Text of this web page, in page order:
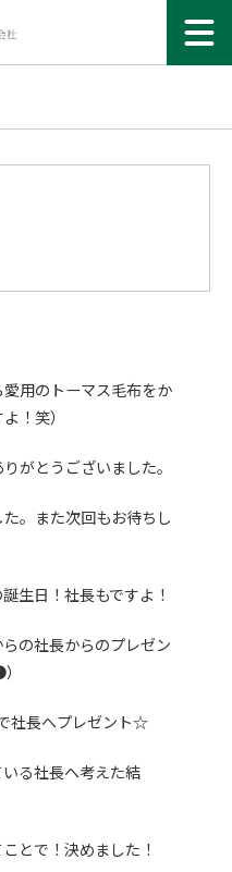
用のトーマス毛布をか
！笑）
がとうございました。
。また次回もお待ちし
生日！社長もですよ！
の社長からのプレゼン
社長へプレゼント☆
る社長へ考えた結
とで！決めました！